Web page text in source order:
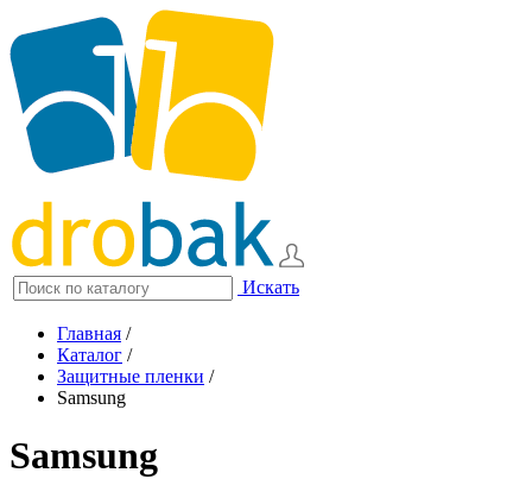
Искать
Главная /
Каталог /
Защитные пленки /
Samsung
Samsung